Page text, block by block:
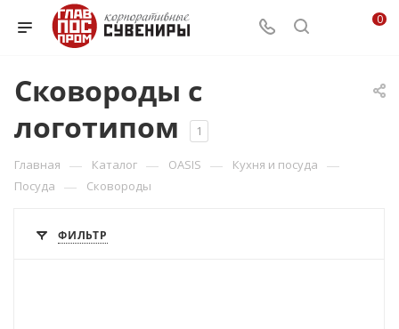
0
Сковороды с
логотипом
1
Главная — Каталог — OASIS — Кухня и посуда —
Посуда — Сковороды
ФИЛЬТР